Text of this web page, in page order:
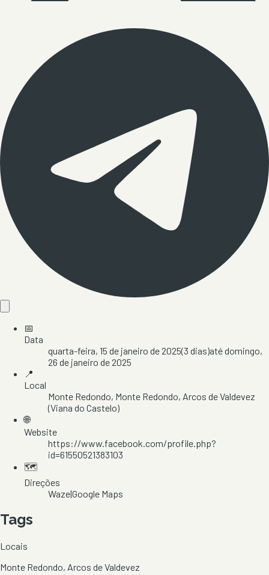
📅
Data
quarta-feira, 15 de janeiro de 2025(3 dias)atédomingo,
26 de janeiro de 2025
📍
Local
Monte Redondo, Monte Redondo, Arcos de Valdevez
(Viana do Castelo)
🌐
Website
https://www.facebook.com/profile.php?
id=61550521383103
🗺️
Direções
Waze|Google Maps
Tags
Locais
Monte Redondo, Arcos de Valdevez